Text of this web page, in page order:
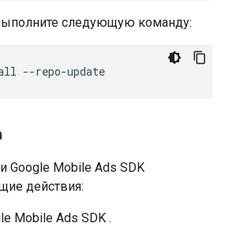
следующую команду:
--repo-update
Google Mobile Ads SDK
действия:
Mobile Ads SDK .